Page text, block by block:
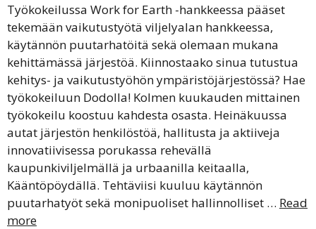
Työkokeilussa Work for Earth -hankkeessa pääset
tekemään vaikutustyötä viljelyalan hankkeessa,
käytännön puutarhatöitä sekä olemaan mukana
kehittämässä järjestöä. Kiinnostaako sinua tutustua
kehitys- ja vaikutustyöhön ympäristöjärjestössä? Hae
työkokeiluun Dodolla! Kolmen kuukauden mittainen
työkokeilu koostuu kahdesta osasta. Heinäkuussa
autat järjestön henkilöstöä, hallitusta ja aktiiveja
innovatiivisessa porukassa rehevällä
kaupunkiviljelmällä ja urbaanilla keitaalla,
Kääntöpöydällä. Tehtäviisi kuuluu käytännön
puutarhatyöt sekä monipuoliset hallinnolliset … Read
more